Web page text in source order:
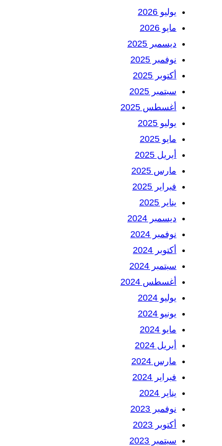
يوليو 2026
مايو 2026
ديسمبر 2025
نوفمبر 2025
أكتوبر 2025
سبتمبر 2025
أغسطس 2025
يوليو 2025
مايو 2025
أبريل 2025
مارس 2025
فبراير 2025
يناير 2025
ديسمبر 2024
نوفمبر 2024
أكتوبر 2024
سبتمبر 2024
أغسطس 2024
يوليو 2024
يونيو 2024
مايو 2024
أبريل 2024
مارس 2024
فبراير 2024
يناير 2024
نوفمبر 2023
أكتوبر 2023
سبتمبر 2023